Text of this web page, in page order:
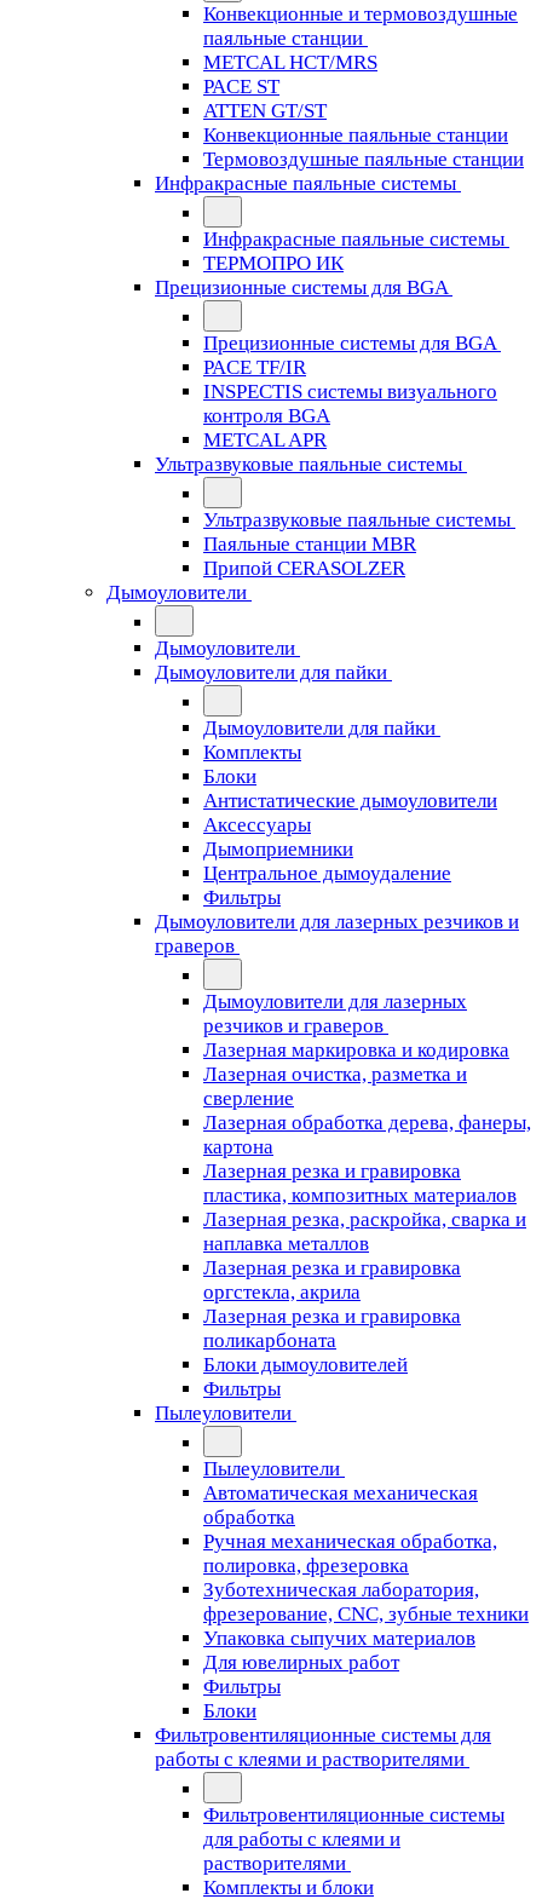
Конвекционные и термовоздушные
паяльные станции
METCAL HCT/MRS
PACE ST
ATTEN GT/ST
Конвекционные паяльные станции
Термовоздушные паяльные станции
Инфракрасные паяльные системы
Инфракрасные паяльные системы
ТЕРМОПРО ИК
Прецизионные системы для BGA
Прецизионные системы для BGA
PACE TF/IR
INSPECTIS системы визуального
контроля BGA
METCAL APR
Ультразвуковые паяльные системы
Ультразвуковые паяльные системы
Паяльные станции MBR
Припой CERASOLZER
Дымоуловители
Дымоуловители
Дымоуловители для пайки
Дымоуловители для пайки
Комплекты
Блоки
Антистатические дымоуловители
Аксессуары
Дымоприемники
Центральное дымоудаление
Фильтры
Дымоуловители для лазерных резчиков и
граверов
Дымоуловители для лазерных
резчиков и граверов
Лазерная маркировка и кодировка
Лазерная очистка, разметка и
сверление
Лазерная обработка дерева, фанеры,
картона
Лазерная резка и гравировка
пластика, композитных материалов
Лазерная резка, раскройка, сварка и
наплавка металлов
Лазерная резка и гравировка
оргстекла, акрила
Лазерная резка и гравировка
поликарбоната
Блоки дымоуловителей
Фильтры
Пылеуловители
Пылеуловители
Автоматическая механическая
обработка
Ручная механическая обработка,
полировка, фрезеровка
Зуботехническая лаборатория,
фрезерование, CNC, зубные техники
Упаковка сыпучих материалов
Для ювелирных работ
Фильтры
Блоки
Фильтровентиляционные системы для
работы с клеями и растворителями
Фильтровентиляционные системы
для работы с клеями и
растворителями
Комплекты и блоки